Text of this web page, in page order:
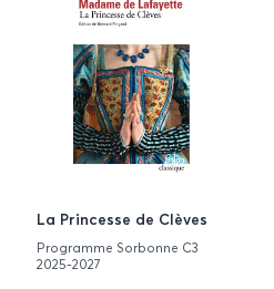
La Princesse de Clèves
Programme Sorbonne C3
2025-2027